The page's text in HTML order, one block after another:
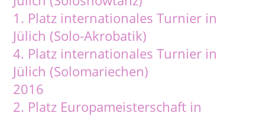
1. Platz internationales Turnier in
Jülich (Solo-Akrobatik)
4. Platz internationales Turnier in
Jülich (Solomariechen)
2016
2. Platz Europameisterschaft in